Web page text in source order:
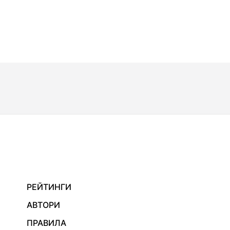
РЕЙТИНГИ
АВТОРИ
ПРАВИЛА